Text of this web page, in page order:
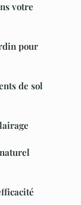
votre
pour
de sol